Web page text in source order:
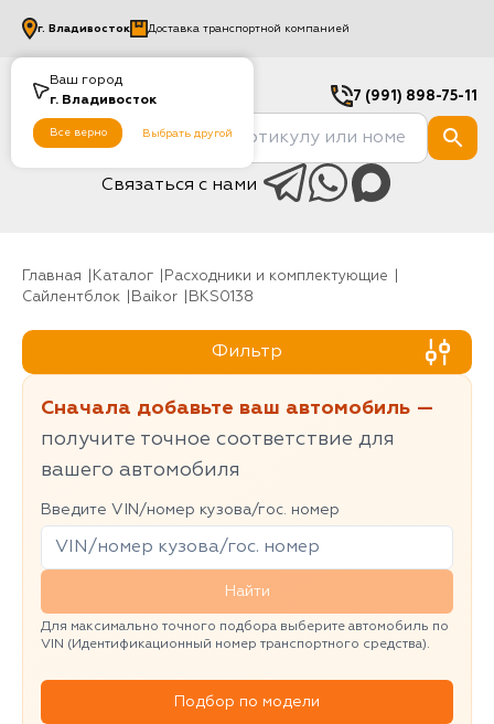
Ваш город
г. Владивосток
Все верно Выбрать другой
г. Владивосток Доставка транспортной компанией
7 (991) 898-75-11
Связаться с нами
Главная Каталог
Расходники и комплектующие
Сайлентблок
baikor BKS0138
Фильтр
Сначала добавьте ваш автомобиль —
получите точное соответствие для
вашего автомобиля
Введите VIN/номер кузова/гос. номер
Найти
Для максимально точного подбора выберите автомобиль по
VIN (Идентификационный номер транспортного средства).
Подбор по модели